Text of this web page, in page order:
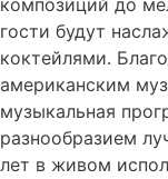
композиций до
гости будут
коктейлями.
американским
музыкальная
разнообразием
лет в живом